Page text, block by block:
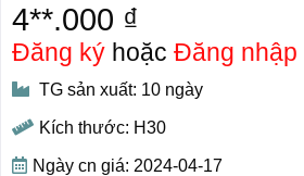
4**.000 ₫
Đăng kýhoặc Đăng nhập
TG sản xuất: 10 ngày
Kích thước: H30
Ngày cn giá: 2024-04-17